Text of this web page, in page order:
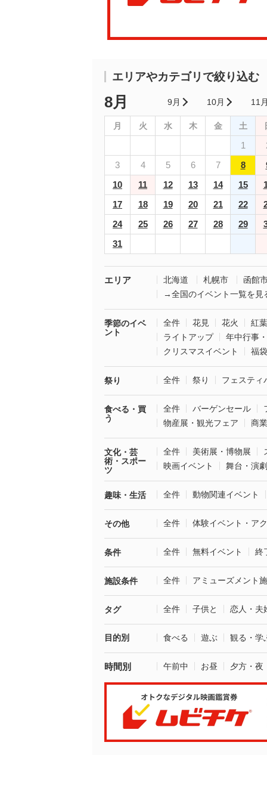
エリアやカテゴリで絞り込む
8月 9月 10月 11
月 火 水 木 金 土
1
3
4 5 6 7 8
10
11 12 13 14 15
17
18 19 20 21 22
24
25 26 27 28 29
31
エリア 北海道 札幌市
函館
→全国のイベント一覧を見
季節のイベ
ント
全件 花見 花火
紅葉
ライトアップ
年中行事
クリスマスイベント
福
祭り 全件 祭り フェスティ
食べる・買
う
全件 バーゲンセール
物産展・観光フェア
商
文化・芸
術・スポー
ツ
全件 美術展・博物展
映画イベント
舞台・演劇
趣味・生活 全件 動物関連イベント
その他 全件 体験イベント・ア
条件 全件 無料イベント 終
施設条件 全件 アミューズメント
タグ 全件 子供と 恋人・夫
目的別 食べる 遊ぶ 観る・学
時間別 午前中 お昼 夕方・夜